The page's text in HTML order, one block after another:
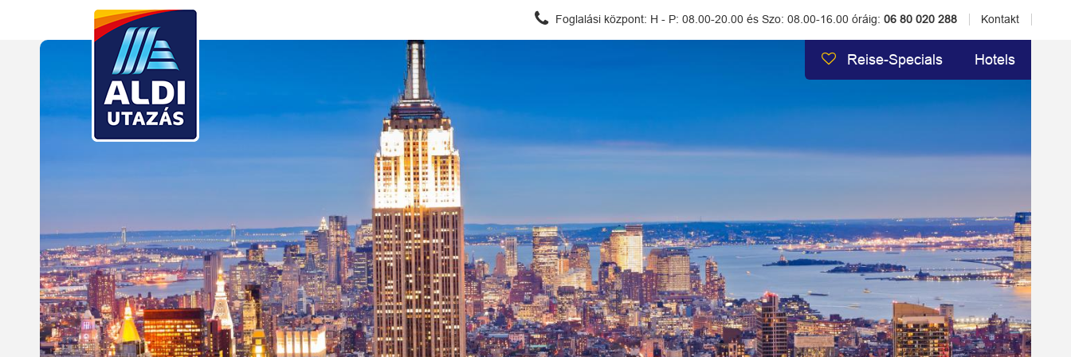
Foglalási központ: H - P: 08.00-20.00 és Szo: 08.00-16.00 óráig: 06 80 020 288 Kontakt
Reise-Specials Hotels